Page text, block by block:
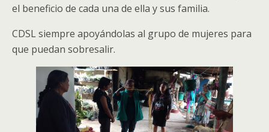
el beneficio de cada una de ella y sus familia.
CDSL siempre apoyándolas al grupo de mujeres para
que puedan sobresalir.